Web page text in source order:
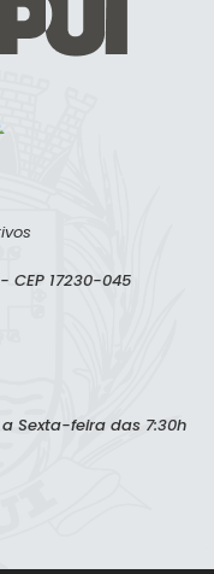
CEP 17230-045
Sexta-feira das 7:30h